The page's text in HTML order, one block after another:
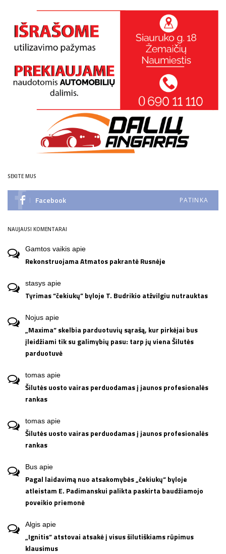
SEKITE MUS
Facebook PATINKA
NAUJAUSI KOMENTARAI
Gamtos vaikis apie
Rekonstruojama Atmatos pakrantė Rusnėje
stasys apie
Tyrimas “čekiukų” byloje T. Budrikio atžvilgiu nutrauktas
Nojus apie
„Maxima“ skelbia parduotuvių sąrašą, kur pirkėjai bus
įleidžiami tik su galimybių pasu: tarp jų viena Šilutės
parduotuvė
tomas apie
Šilutės uosto vairas perduodamas į jaunos profesionalės
rankas
tomas apie
Šilutės uosto vairas perduodamas į jaunos profesionalės
rankas
Bus apie
Pagal laidavimą nuo atsakomybės „čekiukų“ byloje
atleistam E. Padimanskui palikta paskirta baudžiamojo
poveikio priemonė
Algis apie
„Ignitis“ atstovai atsakė į visus šilutiškiams rūpimus
klausimus